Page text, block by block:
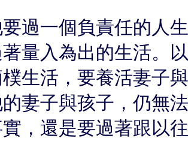
過一個負責任的人
量入為出的生活。
生活，要養活妻子
妻子與孩子，仍無
，還是要過著跟以